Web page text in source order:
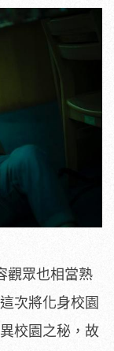
觀眾也相當熟
次將化身校園
校園之秘，故